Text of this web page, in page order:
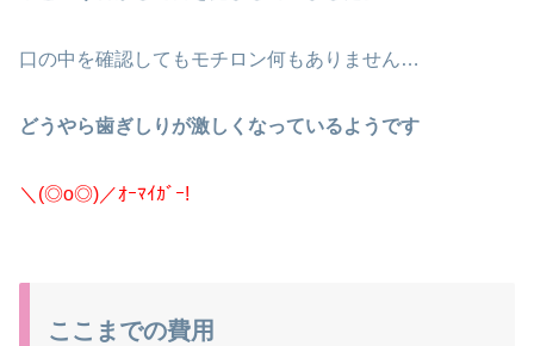
口の中を確認してもモチロン何もありません…
どうやら歯ぎしりが激しくなっているようです
＼(◎o◎)／ｵｰﾏｲｶﾞｰ!
ここまでの費用